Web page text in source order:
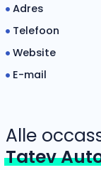
Adres
Telefoon
Website
E-mail
Alle
Tatev